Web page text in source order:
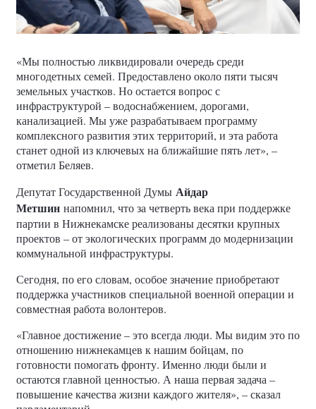
«Мы полностью ликвидировали очередь среди
многодетных семей. Предоставлено около пяти тысяч
земельных участков. Но остается вопрос с
инфраструктурой – водоснабжением, дорогами,
канализацией. Мы уже разрабатываем программу
комплексного развития этих территорий, и эта работа
станет одной из ключевых на ближайшие пять лет», –
отметил Беляев.
Депутат Государственной Думы Айдар
Метшин напомнил, что за четверть века при поддержке
партии в Нижнекамске реализованы десятки крупных
проектов – от экологических программ до модернизации
коммунальной инфраструктуры.
Сегодня, по его словам, особое значение приобретают
поддержка участников специальной военной операции и
совместная работа волонтеров.
«Главное достижение – это всегда люди. Мы видим это по
отношению нижнекамцев к нашим бойцам, по
готовности помогать фронту. Именно люди были и
остаются главной ценностью. А наша первая задача –
повышение качества жизни каждого жителя», – сказал